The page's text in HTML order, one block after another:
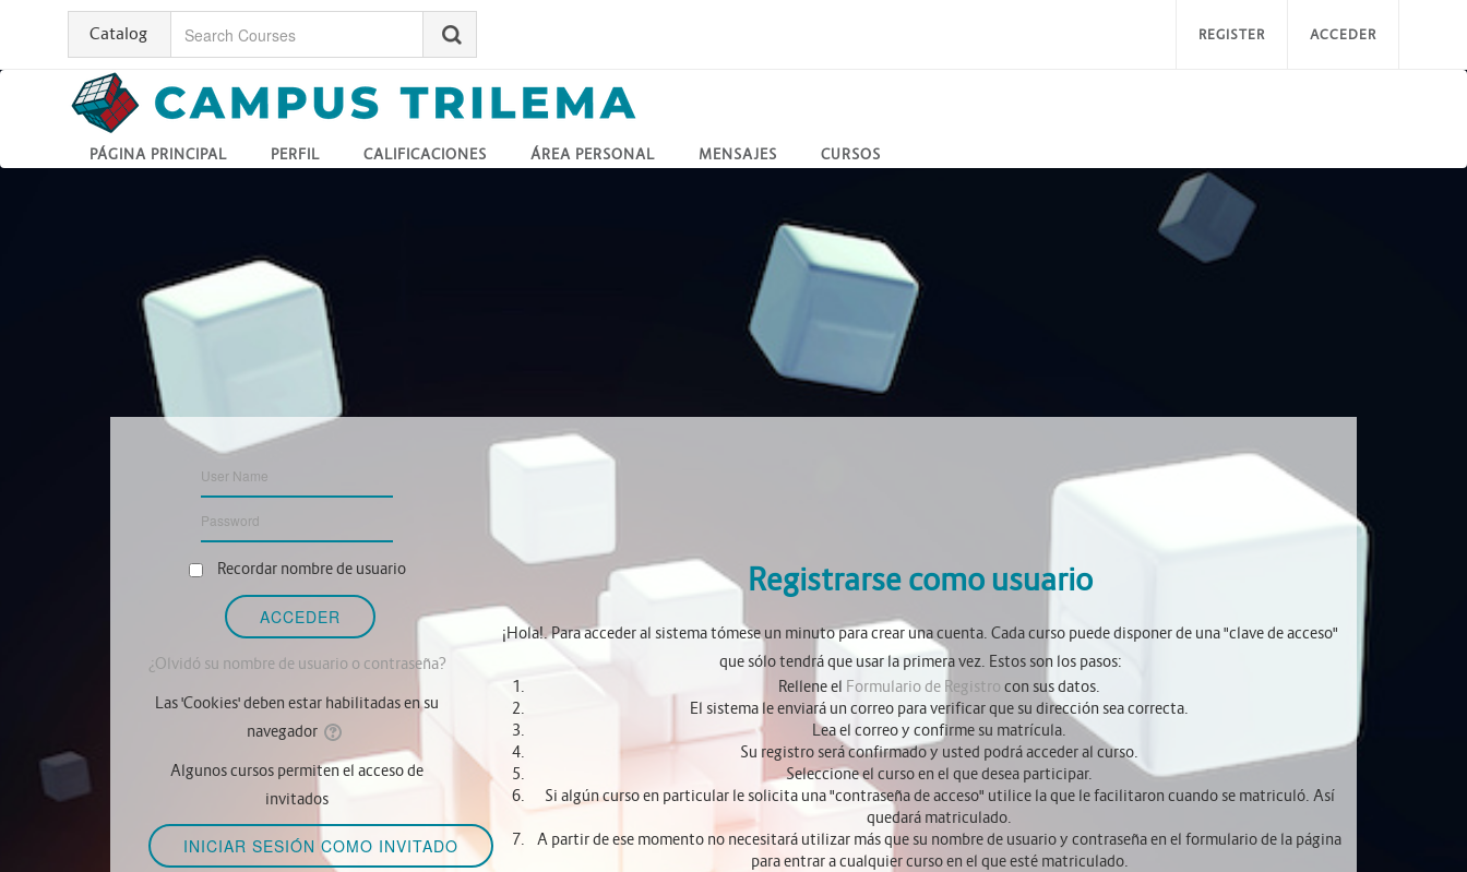
Catalog REGISTER ACCEDER
PÁGINA PRINCIPAL PERFIL CALIFICACIONES ÁREA PERSONAL MENSAJES CURSOS
Recordar nombre de usuario
¿Olvidó su nombre de usuario o contraseña?
Las 'Cookies' deben estar habilitadas en su
navegador
Algunos cursos permiten el acceso de
invitados
Registrarse como usuario
¡Hola!. Para acceder al sistema tómese un minuto para crear una cuenta. Cada curso puede disponer de una "clave de acceso"
que sólo tendrá que usar la primera vez. Estos son los pasos:
Rellene el Formulario de Registro con sus datos.
El sistema le enviará un correo para verificar que su dirección sea correcta.
Lea el correo y confirme su matrícula.
Su registro será confirmado y usted podrá acceder al curso.
Seleccione el curso en el que desea participar.
Si algún curso en particular le solicita una "contraseña de acceso" utilice la que le facilitaron cuando se matriculó. Así
quedará matriculado.
A partir de ese momento no necesitará utilizar más que su nombre de usuario y contraseña en el formulario de la página
para entrar a cualquier curso en el que esté matriculado.